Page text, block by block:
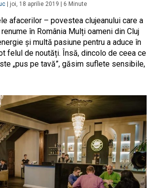
joi, 18 aprilie 2019 6 Minute
afacerilor – povestea clujeanului care a
în România Mulți oameni din Cluj
și multă pasiune pentru a aduce în
felul de noutăți. Însă, dincolo de ceea ce
„pus pe tavă”, găsim suflete sensibile,